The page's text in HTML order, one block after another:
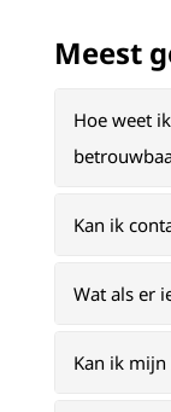
Meest
Hoe weet
Kan ik
Wat als er
Kan ik